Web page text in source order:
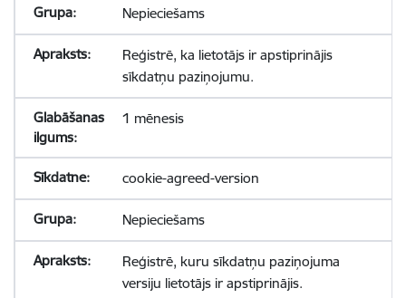
Nepieciešams
Reģistrē, ka lietotājs ir apstiprinājis
sīkdatņu paziņojumu.
1 mēnesis
cookie-agreed-version
Nepieciešams
Reģistrē, kuru sīkdatņu paziņojuma
versiju lietotājs ir apstiprinājis.